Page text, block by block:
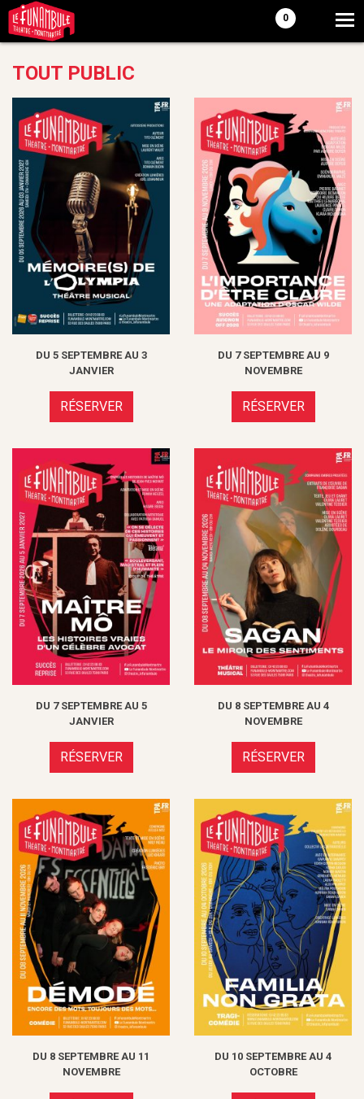
0
TOUT PUBLIC
DU 5 SEPTEMBRE AU 3
JANVIER
RÉSERVER
DU 7 SEPTEMBRE AU 9
NOVEMBRE
RÉSERVER
DU 7 SEPTEMBRE AU 5
JANVIER
RÉSERVER
DU 8 SEPTEMBRE AU 4
NOVEMBRE
RÉSERVER
DU 8 SEPTEMBRE AU 11
NOVEMBRE
DU 10 SEPTEMBRE AU 4
OCTOBRE